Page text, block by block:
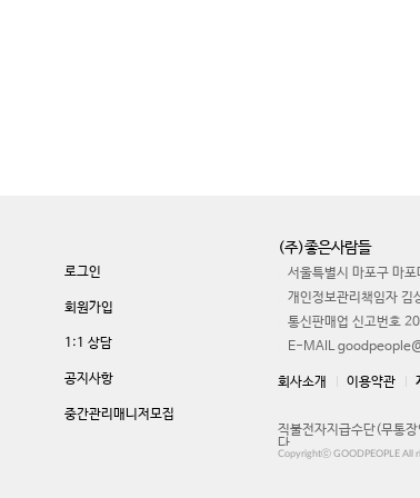
로그인
회원가입
1:1 상담
공지사항
중간관리매니저모집
(주)좋은사람들
서울특별시 마포구 마
개인정보관리책임자 김
통신판매업 신고번호
E-MAIL
회사소개 이용약관
직불전자지급수단(무통
다.
Copyrightⓒ GOODPEOPLE All